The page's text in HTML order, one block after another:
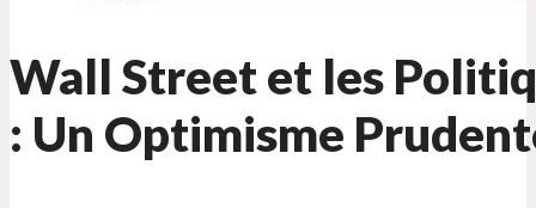
Wall Street et les
: Un Optimisme